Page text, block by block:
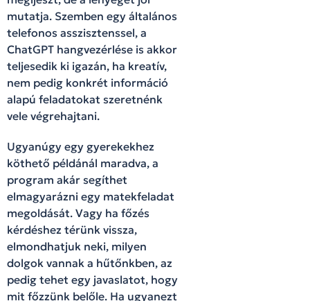
mutatja. Szemben egy általános
telefonos asszisztenssel, a
ChatGPT hangvezérlése is akkor
teljesedik ki igazán, ha kreatív,
nem pedig konkrét információ
alapú feladatokat szeretnénk
vele végrehajtani.
Ugyanúgy egy gyerekekhez
köthető példánál maradva, a
program akár segíthet
elmagyarázni egy matekfeladat
megoldását. Vagy ha főzés
kérdéshez térünk vissza,
elmondhatjuk neki, milyen
dolgok vannak a hűtőnkben, az
pedig tehet egy javaslatot, hogy
mit főzzünk belőle. Ha ugyanezt